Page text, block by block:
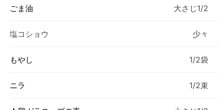
ごま油 大さじ1/2
塩コショウ 少々
もやし 1/2袋
ニラ 1/2束